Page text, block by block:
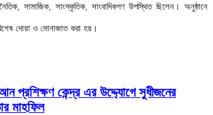
সামাজিক, সাংস্কৃতিক, সাংবাদিকগণ উপস্থিত ছিলেন। অনুষ্ঠানে
দোয়া ও মোনাজাত করা হয়।
প্রশিক্ষণ কেন্দ্র এর উদ্দ্যোগে সুধীজনের
মাহফিল